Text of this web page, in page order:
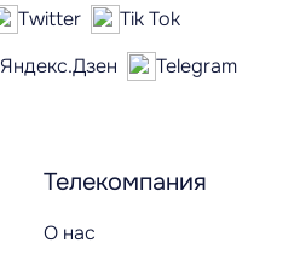
Телекомпания
О нас
Twitter
Tik Tok
Яндекс.Дзен
Telegram